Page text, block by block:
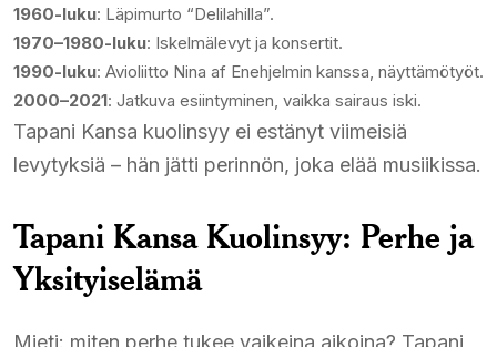
1960-luku: Läpimurto “Delilahilla”.
1970–1980-luku: Iskelmälevyt ja konsertit.
1990-luku: Avioliitto Nina af Enehjelmin kanssa, näyttämötyöt.
2000–2021: Jatkuva esiintyminen, vaikka sairaus iski.
Tapani Kansa kuolinsyy ei estänyt viimeisiä
levytyksiä – hän jätti perinnön, joka elää musiikissa.
Tapani Kansa Kuolinsyy: Perhe ja
Yksityiselämä